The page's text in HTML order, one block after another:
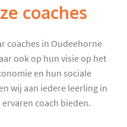
coaches
coaches in Oudeehorne
ook op hun visie op het
en hun sociale
wij aan iedere leerling in
coach bieden.